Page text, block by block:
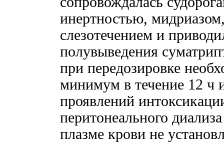
инертностью,
слезотечением и
полувыведения
при передозировке
минимум в течение 12 ч
проявлений
перитонеального
плазме крови не